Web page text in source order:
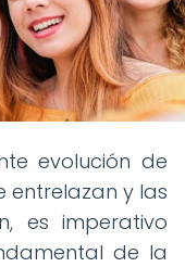
evolución de
entrelazan y las
es imperativo
de la